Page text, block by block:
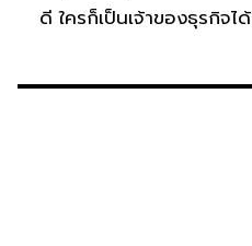
ดี ใครก็เป็นเจ้าของธุรกิจได้